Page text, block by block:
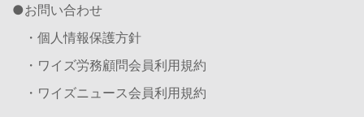
お問い合わせ
・個人情報保護方針
・ワイズ労務顧問会員利用規約
・ワイズニュース会員利用規約